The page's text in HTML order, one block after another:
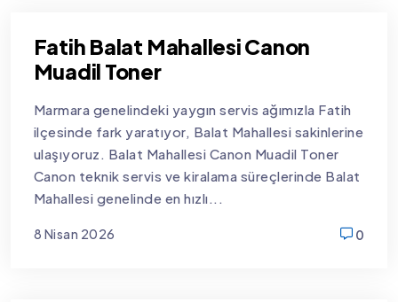
Fatih Balat Mahallesi Canon
Muadil Toner
Marmara genelindeki yaygın servis ağımızla Fatih
ilçesinde fark yaratıyor, Balat Mahallesi sakinlerine
ulaşıyoruz. Balat Mahallesi Canon Muadil Toner
Canon teknik servis ve kiralama süreçlerinde Balat
Mahallesi genelinde en hızlı...
8 Nisan 2026
0